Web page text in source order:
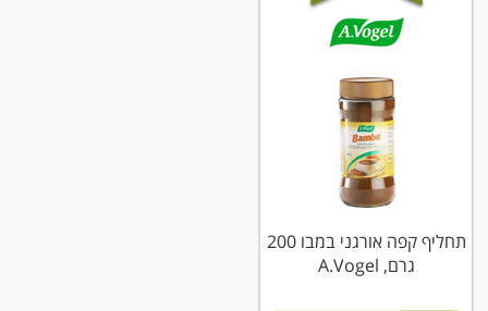
תחליף קפה אורגני במבו 200
גרם, A.Vogel